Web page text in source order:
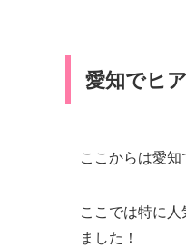
愛知でヒ
ここからは愛
ここでは特に人
ました！